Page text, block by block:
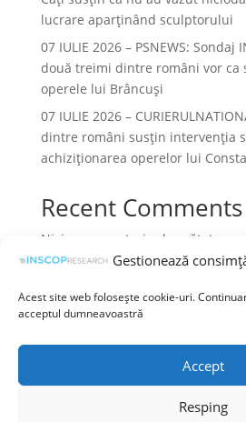
Gestionează
Acest site web folosește cookie-uri.
acceptul dumneavoastră
Accept
Resping
lucrare aparținând sculptorului
07 IULIE 2026 – PSNEWS: Sondaj
două treimi dintre români vor ca
operele lui Brâncuși
07 IULIE 2026 –
dintre români susțin intervenția
achiziționarea operelor lui
Recent Comments
Niciun comentariu de arătat.
Prelucrarea datelor cu
Politica cookies